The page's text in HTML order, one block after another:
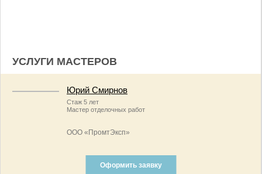
УСЛУГИ МАСТЕРОВ
Юрий Смирнов
Стаж 5 лет
Мастер отделочных работ
ООО «ПромтЭксп»
Оформить заявку